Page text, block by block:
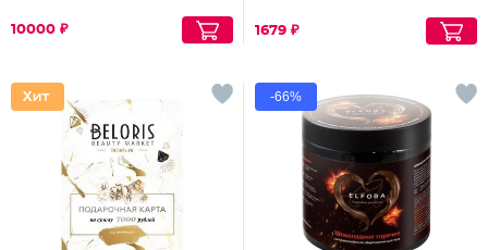
10000 ₽ 1679 ₽
-66%